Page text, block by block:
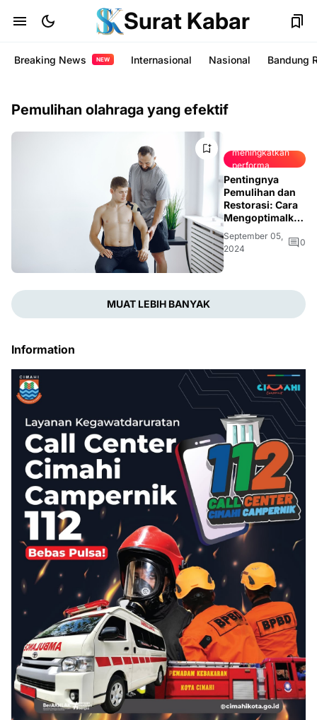
Surat Kabar
Breaking News NEW Internasional Nasional Bandung
Pemulihan olahraga yang efektif
meningkatkan
performa
olahraga
Pentingnya
Pemulihan dan
Restorasi: Cara
Mengoptimalkan
Performa
Olahraga Anda
September 05,
2024
0
MUAT LEBIH BANYAK
Information